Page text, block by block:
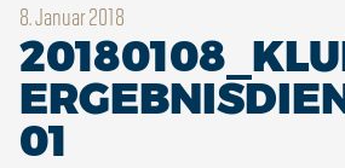
8. Januar 2018
01